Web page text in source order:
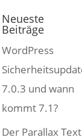
Neueste
Beiträge
WordPress
7.0.3 und wann
kommt 7.1?
Der Parallax Text